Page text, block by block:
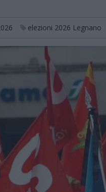
elezioni 2026 Legnano